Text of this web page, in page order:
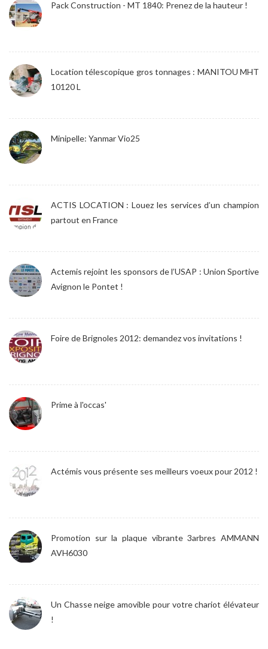
Pack Construction - MT 1840: Prenez de la hauteur !
Location télescopique gros tonnages : MANITOU MHT
10120 L
Minipelle: Yanmar Vio25
ACTIS LOCATION : Louez les services d’un champion
partout en France
Actemis rejoint les sponsors de l’USAP : Union Sportive
Avignon le Pontet !
Foire de Brignoles 2012: demandez vos invitations !
Prime à l'occas'
Actémis vous présente ses meilleurs voeux pour 2012 !
Promotion sur la plaque vibrante 3arbres AMMANN
AVH6030
Un Chasse neige amovible pour votre chariot élévateur
!